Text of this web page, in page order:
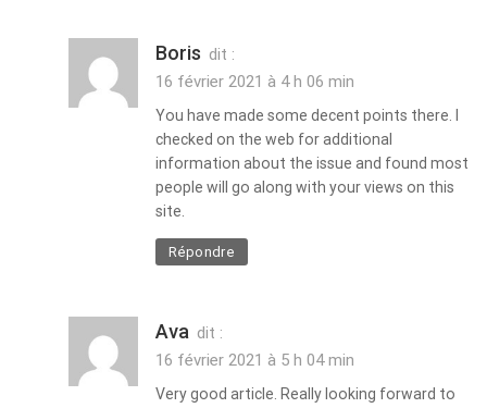
Boris dit :
16 février 2021 à 4 h 06 min
You have made some decent points there. I
checked on the web for additional
information about the issue and found most
people will go along with your views on this
site.
Répondre
Ava dit :
16 février 2021 à 5 h 04 min
Very good article. Really looking forward to